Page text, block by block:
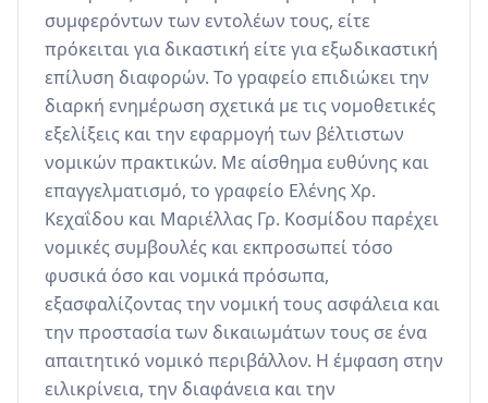
συμφερόντων των εντολέων τους, είτε
πρόκειται για δικαστική είτε για εξωδικαστική
επίλυση διαφορών. Το γραφείο επιδιώκει την
διαρκή ενημέρωση σχετικά με τις νομοθετικές
εξελίξεις και την εφαρμογή των βέλτιστων
νομικών πρακτικών. Με αίσθημα ευθύνης και
επαγγελματισμό, το γραφείο Ελένης Χρ.
Κεχαΐδου και Μαριέλλας Γρ. Κοσμίδου παρέχει
νομικές συμβουλές και εκπροσωπεί τόσο
φυσικά όσο και νομικά πρόσωπα,
εξασφαλίζοντας την νομική τους ασφάλεια και
την προστασία των δικαιωμάτων τους σε ένα
απαιτητικό νομικό περιβάλλον. Η έμφαση στην
ειλικρίνεια, την διαφάνεια και την